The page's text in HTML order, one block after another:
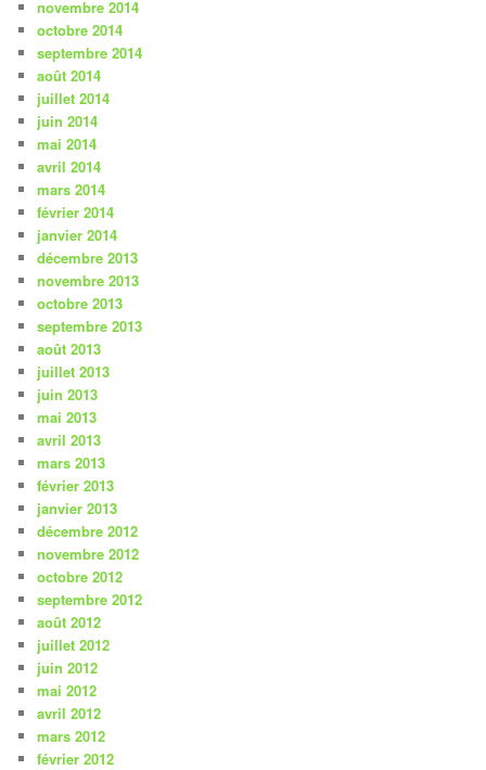
novembre 2014
octobre 2014
septembre 2014
août 2014
juillet 2014
juin 2014
mai 2014
avril 2014
mars 2014
février 2014
janvier 2014
décembre 2013
novembre 2013
octobre 2013
septembre 2013
août 2013
juillet 2013
juin 2013
mai 2013
avril 2013
mars 2013
février 2013
janvier 2013
décembre 2012
novembre 2012
octobre 2012
septembre 2012
août 2012
juillet 2012
juin 2012
mai 2012
avril 2012
mars 2012
février 2012